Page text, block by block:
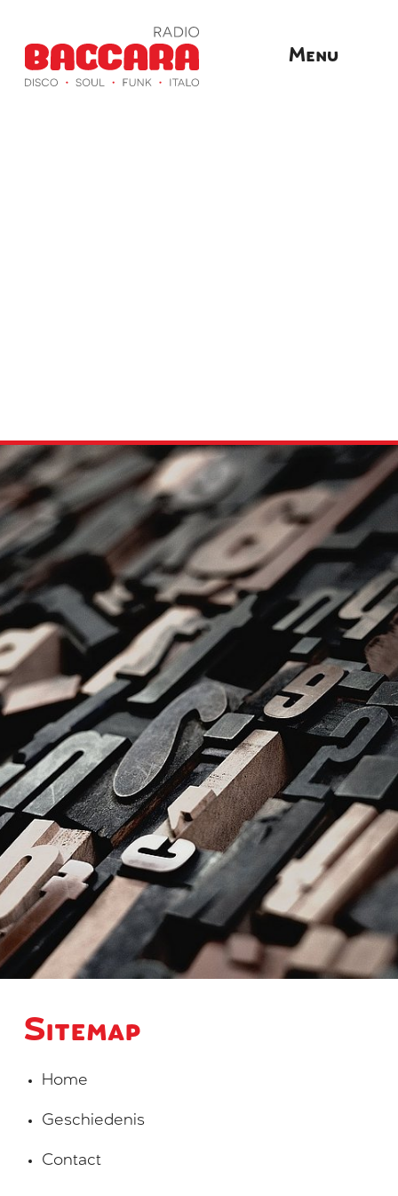
Home
Geschiedenis
Menu
Sitemap
Home
Geschiedenis
Contact